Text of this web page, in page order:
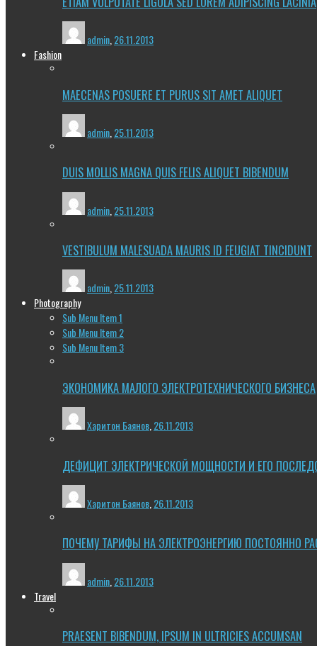
admin 26.11.2013
Fashion
MAECENAS POSUERE ET PURUS SIT AMET ALIQUET
admin 25.11.2013
DUIS MOLLIS MAGNA QUIS FELIS ALIQUET BIBENDUM
admin 25.11.2013
VESTIBULUM MALESUADA MAURIS ID FEUGIAT TINCIDUNT
admin,25.11.2013
Photography
Sub Menu Item 1
Sub Menu Item 2
Sub Menu Item 3
ЭКОНОМИКА МАЛОГО ЭЛЕКТРОТЕХНИЧЕСКОГО БИЗНЕСА
Харитон Баянов 26.11.2013
ДЕФИЦИТ ЭЛЕКТРИЧЕСКОЙ МОЩНОСТИ И ЕГО
Харитон Баянов 26.11.2013
ПОЧЕМУ ТАРИФЫ НА ЭЛЕКТРОЭНЕРГИЮ ПОСТОЯННО
admin 26.11.2013
Travel
PRAESENT BIBENDUM, IPSUM IN ULTRICIES ACCUMSAN